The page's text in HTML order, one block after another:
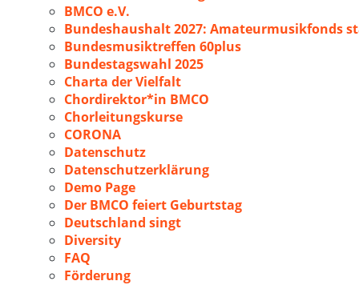
BMCO e.V.
Bundeshaushalt 2027: Amateurmusikfonds
Bundesmusiktreffen 60plus
Bundestagswahl 2025
Charta der Vielfalt
Chordirektor*in BMCO
Chorleitungskurse
CORONA
Datenschutz
Datenschutzerklärung
Demo Page
Der BMCO feiert Geburtstag
Deutschland singt
Diversity
FAQ
Förderung